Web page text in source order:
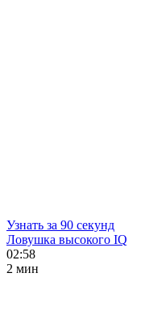
Узнать за 90 секунд
Ловушка высокого IQ
02:58
2 мин